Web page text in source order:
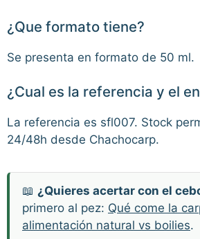
¿Que formato tiene?
Se presenta en formato de 50 ml.
¿Cual es la referencia y el
La referencia es sfl007. Stock
24/48h desde Chachocarp.
📖 ¿Quieres acertar con el
primero al pez: Qué come la
alimentación natural vs boilies.